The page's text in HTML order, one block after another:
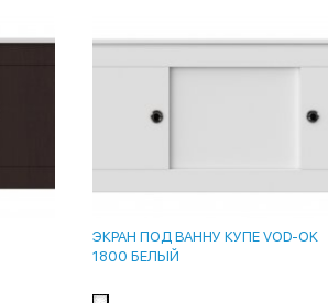
ЭКРАН ПОД ВАННУ КУПЕ VOD-OK
1800 БЕЛЫЙ